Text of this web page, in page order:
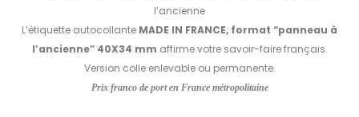
l’ancienne
L’étiquette autocollante MADE IN FRANCE, format “panneau à
l’ancienne” 40X34 mm affirme votre savoir-faire français.
Version colle enlevable ou permanente.
Prix franco de port en France métropolitaine